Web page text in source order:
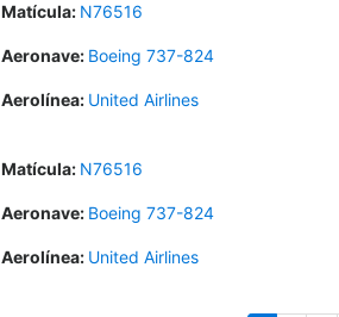
Matícula: N76516
Aeronave: Boeing 737-824
Aerolínea: United Airlines
Matícula: N76516
Aeronave: Boeing 737-824
Aerolínea: United Airlines